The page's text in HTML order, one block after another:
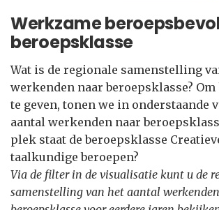
Werkzame
beroepsklasse
Wat is de regionale samenstelling
werkenden naar beroepsklasse?
te geven, tonen we in onderstaande
aantal werkenden naar
plek staat de beroepsklasse
taalkundige beroepen?
Via de filter in de visualisatie kunt u de
samenstelling van het aantal